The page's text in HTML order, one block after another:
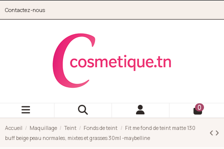
Contactez-nous
0
Accueil Maquillage Teint Fonds de teint
Fit me fond de teint matte 130
buff beige peau normales, mixtes et grasses 30ml -maybelline